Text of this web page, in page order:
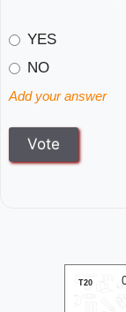
YES
NO
Add your answer
T20